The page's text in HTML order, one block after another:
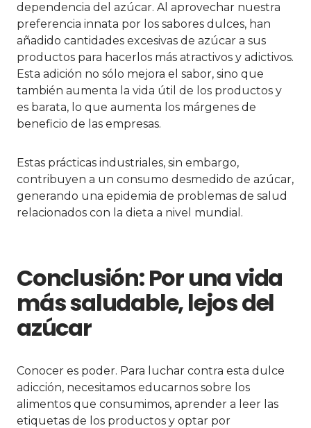
dependencia del azúcar. Al aprovechar nuestra
preferencia innata por los sabores dulces, han
añadido cantidades excesivas de azúcar a sus
productos para hacerlos más atractivos y adictivos.
Esta adición no sólo mejora el sabor, sino que
también aumenta la vida útil de los productos y
es barata, lo que aumenta los márgenes de
beneficio de las empresas.
Estas prácticas industriales, sin embargo,
contribuyen a un consumo desmedido de azúcar,
generando una epidemia de problemas de salud
relacionados con la dieta a nivel mundial.
Conclusión: Por una vida
más saludable, lejos del
azúcar
Conocer es poder. Para luchar contra esta dulce
adicción, necesitamos educarnos sobre los
alimentos que consumimos, aprender a leer las
etiquetas de los productos y optar por